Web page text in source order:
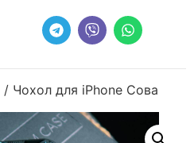
/ Чохол для iPhone Сова